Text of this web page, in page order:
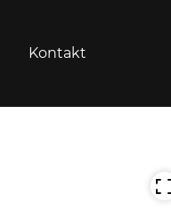
Kontakt